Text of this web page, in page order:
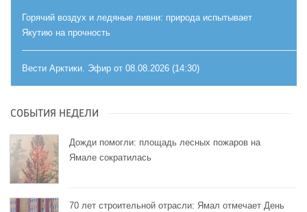
Горячий воздух и ледяные ливни: природа испытывает
Якутию на прочность
Вести Арктики. Эфир от 08.08.2026 (14:30)
СОБЫТИЯ НЕДЕЛИ
Дожди помогли: площадь лесных пожаров на
Ямале сократилась
70 лет строительной отрасли: Ямал отмечает День